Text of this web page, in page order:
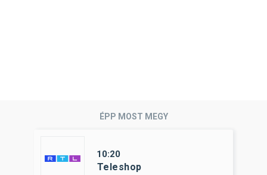
ÉPP MOST MEGY
10:20
Teleshop